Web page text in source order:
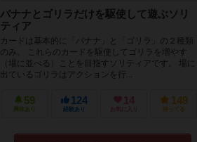
バナナとゴリラだけを駆使して遊ぶソリ
ティア
カードは基本的に「バナナ」と「ゴリラ」の２種類
のみ。 これらのカードを駆使してゴリラを増やす
（場に並べる）ことを目指すソリティアです。 場に
出ているゴリラはアクションを行...
59
興味あり
124
経験あり
14
お気に入り
149
持ってる